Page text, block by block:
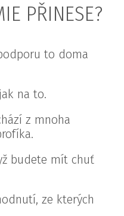
PŘINESE?
to doma
na to.
z mnoha
budete mít chuť
ze kterých